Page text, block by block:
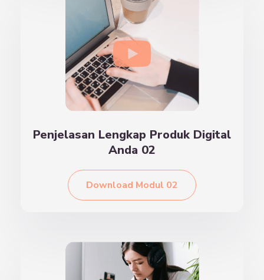
Penjelasan Lengkap Produk Digital
Anda 02
Download Modul 02